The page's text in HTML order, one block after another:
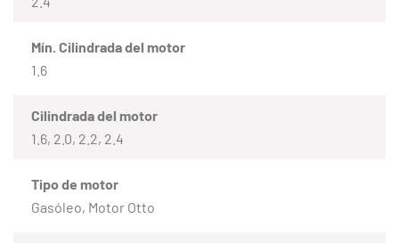
Mín. Cilindrada del motor
1.6
Cilindrada del motor
1.6, 2.0, 2.2, 2.4
Tipo de motor
Gasóleo, Motor Otto